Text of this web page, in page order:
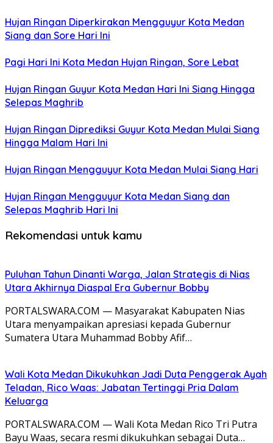
Hujan Ringan Diperkirakan Mengguyur Kota Medan
Siang dan Sore Hari Ini
Pagi Hari Ini Kota Medan Hujan Ringan, Sore Lebat
Hujan Ringan Guyur Kota Medan Hari Ini Siang Hingga
Selepas Maghrib
Hujan Ringan Diprediksi Guyur Kota Medan Mulai Siang
Hingga Malam Hari Ini
Hujan Ringan Mengguyur Kota Medan Mulai Siang Hari
Hujan Ringan Mengguyur Kota Medan Siang dan
Selepas Maghrib Hari Ini
Rekomendasi untuk kamu
Puluhan Tahun Dinanti Warga, Jalan Strategis di Nias
Utara Akhirnya Diaspal Era Gubernur Bobby
PORTALSWARA.COM — Masyarakat Kabupaten Nias
Utara menyampaikan apresiasi kepada Gubernur
Sumatera Utara Muhammad Bobby Afif…
Wali Kota Medan Dikukuhkan Jadi Duta Penggerak Ayah
Teladan, Rico Waas: Jabatan Tertinggi Pria Dalam
Keluarga
PORTALSWARA.COM — Wali Kota Medan Rico Tri Putra
Bayu Waas, secara resmi dikukuhkan sebagai Duta…